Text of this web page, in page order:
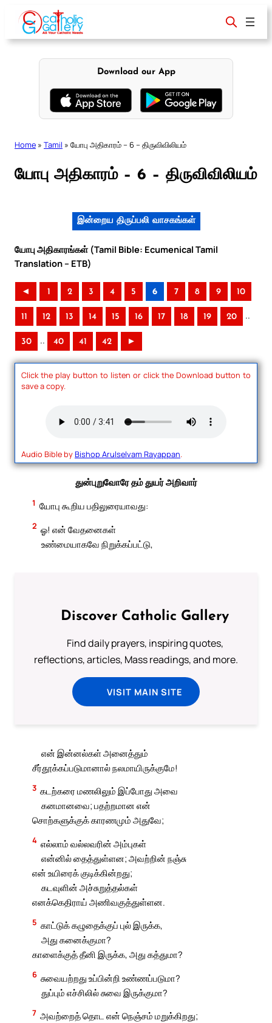
content
Download our App
Home » Tamil » யோபு அதிகாரம் – 6 – திருவிவிலியம்
யோபு அதிகாரம் – 6 – திருவிவிலியம்
இன்றைய திருப்பலி வாசகங்கள்
யோபு அதிகாரங்கள் (Tamil Bible: Ecumenical Tamil
Translation – ETB)
◄ 1 2 3 4 5 6 7 8 9 10
11 12 13 14 15 16 17 18 19 20 ..
30 .. 40 41 42 ►
Click the play button to listen or click the Download button to
save a copy.
Audio Bible byBishop Arulselvam Rayappan.
துன்புறுவோரே தம் துயர் அறிவார்
1 யோபு கூறிய பதிலுரையாவது:
2 ஓ! என் வேதனைகள்
உண்மையாகவே நிறுக்கப்பட்டு,
Discover Catholic Gallery
Find daily prayers, inspiring quotes,
reflections, articles, Mass readings, and more.
VISIT MAIN SITE
என் இன்னல்கள் அனைத்தும்
சீர்தூக்கப்படுமானால் நலமாயிருக்குமே!
3 கடற்கரை மணலிலும் இப்போது அவை
கனமானவை; பதற்றமான என்
சொற்களுக்குக் காரணமும் அதுவே;
4 எல்லாம் வல்லவரின் அம்புகள்
என்னில் தைத்துள்ளன; அவற்றின் நஞ்சு
என் உயிரைக் குடிக்கின்றது;
கடவுளின் அச்சுறுத்தல்கள்
எனக்கெதிராய் அணிவகுத்துள்ளன.
5 காட்டுக் கழுதைக்குப் புல் இருக்க,
அது கனைக்குமா?
காளைக்குத் தீனி இருக்க, அது கத்துமா?
6 சுவையற்றது உப்பின்றி உண்ணப்படுமா?
துப்பும் எச்சிலில் சுவை இருக்குமா?
7 அவற்றைத் தொட என் நெஞ்சம் மறுக்கிறது;